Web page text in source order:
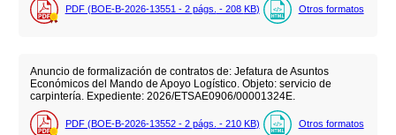
PDF (BOE-B-2026-13551 - 2 págs. - 208 KB) Otros formatos
Anuncio de formalización de contratos de: Jefatura de Asuntos
Económicos del Mando de Apoyo Logístico. Objeto: servicio de
carpintería. Expediente: 2026/ETSAE0906/00001324E.
PDF (BOE-B-2026-13552 - 2 págs. - 210 KB) Otros formatos